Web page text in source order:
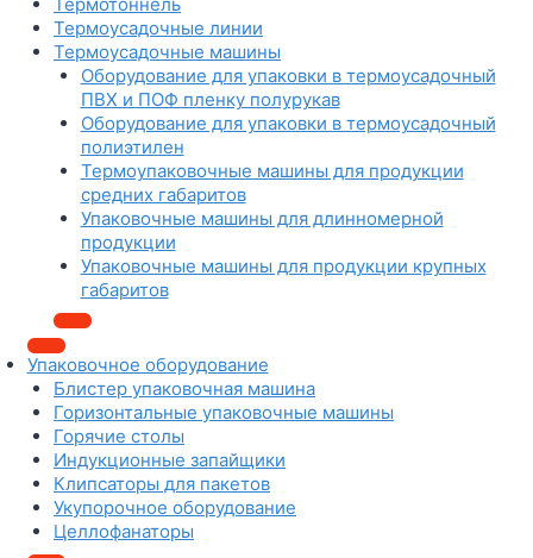
Термоусадочные линии
Термоусадочные машины
Оборудование для упаковки в термоусадочный
ПВХ и ПОФ пленку полурукав
Оборудование для упаковки в термоусадочный
полиэтилен
Термоупаковочные машины для продукции
средних габаритов
Упаковочные машины для длинномерной
продукции
Упаковочные машины для продукции крупных
габаритов
Упаковочное оборудование
Блистер упаковочная машина
Горизонтальные упаковочные машины
Горячие столы
Индукционные запайщики
Клипсаторы для пакетов
Укупорочное оборудование
Целлофанаторы